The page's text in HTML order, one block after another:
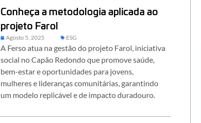
Conheça a metodologia aplicada ao
projeto Farol
Agosto 5, 2025 ESG
A Ferso atua na gestão do projeto Farol, iniciativa
social no Capão Redondo que promove saúde,
bem-estar e oportunidades para jovens,
mulheres e lideranças comunitárias, garantindo
um modelo replicável e de impacto duradouro.